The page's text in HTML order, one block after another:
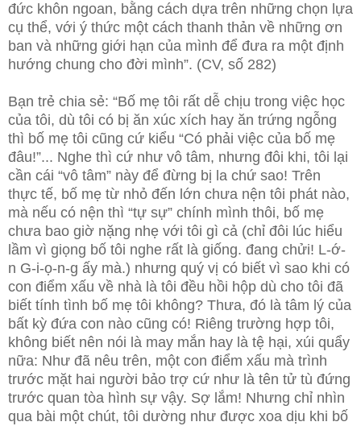
đức khôn ngoan, bằng cách dựa trên những chọn lựa
cụ thể, với ý thức một cách thanh thản về những ơn
ban và những giới hạn của mình để đưa ra một định
hướng chung cho đời mình”. (CV, số 282)
Bạn trẻ chia sẻ: “Bố mẹ tôi rất dễ chịu trong việc học
của tôi, dù tôi có bị ăn xúc xích hay ăn trứng ngỗng
thì bố mẹ tôi cũng cứ kiểu “Có phải việc của bố mẹ
đâu!”... Nghe thì cứ như vô tâm, nhưng đôi khi, tôi lại
cần cái “vô tâm” này để đừng bị la chứ sao! Trên
thực tế, bố mẹ từ nhỏ đến lớn chưa nện tôi phát nào,
mà nếu có nện thì “tự sự” chính mình thôi, bố mẹ
chưa bao giờ nặng nhẹ với tôi gì cả (chỉ đôi lúc hiểu
lầm vì giọng bố tôi nghe rất là giống. đang chửi! L-ớ-
n G-i-ọ-n-g ấy mà.) nhưng quý vị có biết vì sao khi có
con điểm xấu về nhà là tôi đều hồi hộp dù cho tôi đã
biết tính tình bố mẹ tôi không? Thưa, đó là tâm lý của
bất kỳ đứa con nào cũng có! Riêng trường hợp tôi,
không biết nên nói là may mắn hay là tệ hại, xúi quẩy
nữa: Như đã nêu trên, một con điểm xấu mà trình
trước mặt hai người bảo trợ cứ như là tên tử tù đứng
trước quan tòa hình sự vậy. Sợ lắm! Nhưng chỉ nhìn
qua bài một chút, tôi dường như được xoa dịu khi bố